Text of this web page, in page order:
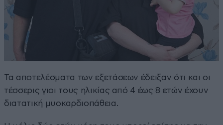
Τα αποτελέσματα των εξετάσεων έδειξαν ότι και οι
τέσσερις γιοι τους ηλικίας από 4 έως 8 ετών έχουν
διατατική μυοκαρδιοπάθεια.